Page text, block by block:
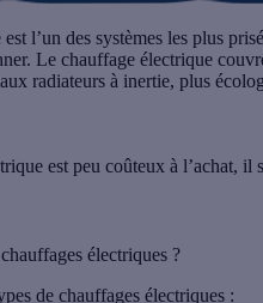
est l’un des systèmes les plus
Le chauffage électrique
radiateurs à inertie, plus
est peu coûteux à l’achat, il
électriques ?
de chauffages électriques :